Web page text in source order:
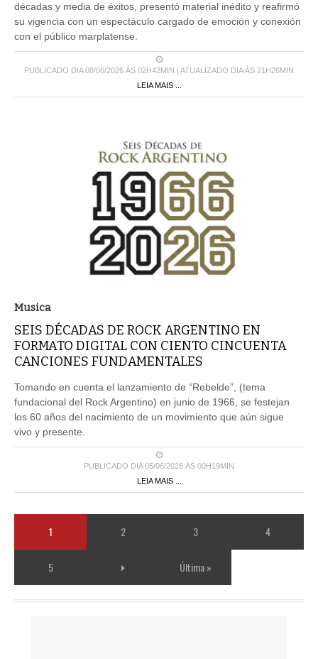
décadas y media de éxitos, presentó material inédito y reafirmó
su vigencia con un espectáculo cargado de emoción y conexión
con el público marplatense.
PUBLICADO DIA 08/06/2026 ÀS 02H42MIN | ATUALIZADO DIA ÀS 21H26MIN
LEIA MAIS ...
Musica
SEIS DÉCADAS DE ROCK ARGENTINO EN
FORMATO DIGITAL CON CIENTO CINCUENTA
CANCIONES FUNDAMENTALES
Tomando en cuenta el lanzamiento de “Rebelde”, (tema
fundacional del Rock Argentino) en junio de 1966, se festejan
los 60 años del nacimiento de un movimiento que aún sigue
vivo y presente.
PUBLICADO DIA 05/06/2026 ÀS 00H19MIN
LEIA MAIS ...
1 2 3 4
5 Última »